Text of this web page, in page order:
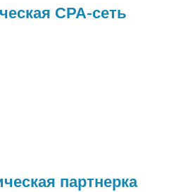
СРА-сеть
партнерка